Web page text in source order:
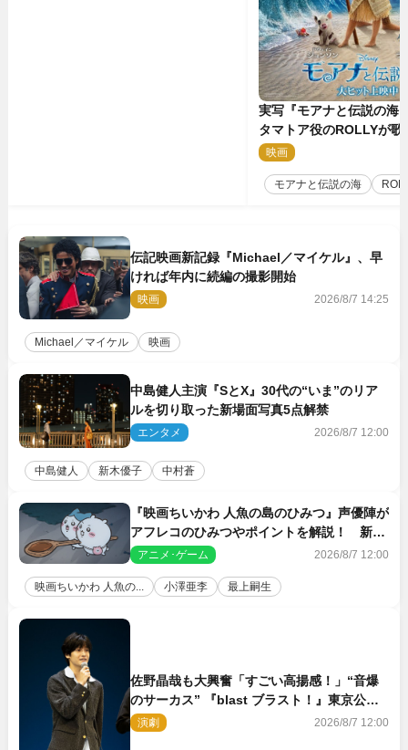
実写『モアナと伝説の海
タマトア役のROLLYが歌
スな劇中歌「シャイニー
映画
モアナと伝説の海
伝記映画新記録『Michael／マイケル』、早
ければ年内に続編の撮影開始
映画 2026/8/7 14:25
Michael／マイケル 映画
中島健人主演『SとX』30代の“いま”のリア
ルを切り取った新場面写真5点解禁
エンタメ 2026/8/7 12:00
中島健人 新木優子 中村蒼
『映画ちいかわ 人魚の島のひみつ』声優陣が
アフレコのひみつやポイントを解説！ 新カ
ットも到着
アニメ･ゲーム 2026/8/7 12:00
映画ちいかわ 人魚の... 小澤亜李 最上嗣生
佐野晶哉も大興奮「すごい高揚感！」“音爆
のサーカス” 『blast ブラスト！』東京公演
が開幕！
演劇 2026/8/7 12:00